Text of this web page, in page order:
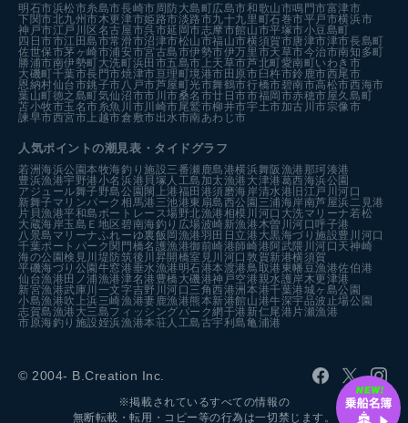
明石市浜松市糸島市長崎市 周防大島町広島市和歌山市鳴門市富津市
下関市北九州市木更津市姫路市淡路市九十九里町石巻市平戸市横浜市
神戸市江戸川区名古屋市呉市延岡市志摩市館山市平塚市小豆島町
四日市市江田島市常滑市沼津市松山市福山市横須賀市唐津市津市長島町
佐世保市茅ヶ崎市浦安市宮古島市伊勢市伊万里市天草市今治市南知多町
勝浦市南伊勢町大洗町浜田市五島市 上天草市芦北町愛南町いわき市
大磯町千葉市長門市焼津市亘理町境港市田原市臼杵市鈴鹿市西尾市
恩納村仙台市銚子市 八戸市芦屋町光市舞鶴市行橋市碧南市高松市西海市
葉山町徳之島町気仙沼市市川市桑名市廿日市市福岡市赤穂市屋久島町
苫小牧市玉名市糸魚川市 川崎市尾鷲市柳井市宇土市加古川市宗像市
諫早市西宮市 上越市倉敷市出水市南あわじ市
人気ポイントの潮見表・タイドグラフ
若洲海浜公園本牧海釣り施設三番瀬 鹿島港横浜舞阪漁港 那珂湊港
豊浜漁港宇野港小名浜港 貝塚人工島 加太漁港 大津港葛西海浜公園
アジュール舞子野島公園閖上港福田港須磨海岸清水港 旧江戸川河口
新舞子マリンパーク 相馬港 三池港東扇島西公園 三浦海岸南芦屋浜 二見港
片貝漁港平和島ボートレース場野北漁港相模川河口 大洗マリーナ 若松
大蔵海岸玉島Ｅ地区碧南海釣り広場波崎新漁港 木曽川河口呼子港
八景島マリーナふれーゆ裏飯岡漁港羽田 日立港 大黒海づり施設豊川河口
千葉ポートパーク関門橋名護漁港御前崎港師崎港阿武隈川河口 天神崎
海の公園検見川堤防筑後川昇開橋室見川河口敦賀新港横須賀
平磯海づり公園牛窓港垂水漁港 明石港本渡港 鳥取港 東幡豆漁港佐伯港
仙台漁港田ノ浦漁港津名港 豊橋 大磯港神戸空港親水護岸 木更津港
新宮漁港武庫川一文字吉野川河口 三角西港洲本港千葉港城ヶ島公園
小島漁港吹上浜三崎漁港妻鹿漁港熊本新港館山港牛深宇品波止場公園
志賀島漁港 大三島フィッシングパーク網干港 新仁尾港 片瀬漁港
市原海釣り施設姪浜漁港本荘人工島古宇利島亀浦港
© 2004- B.Creation Inc.
※掲載されているすべての情報の
無断転載・転用・コピー等の行為は一切禁じます。